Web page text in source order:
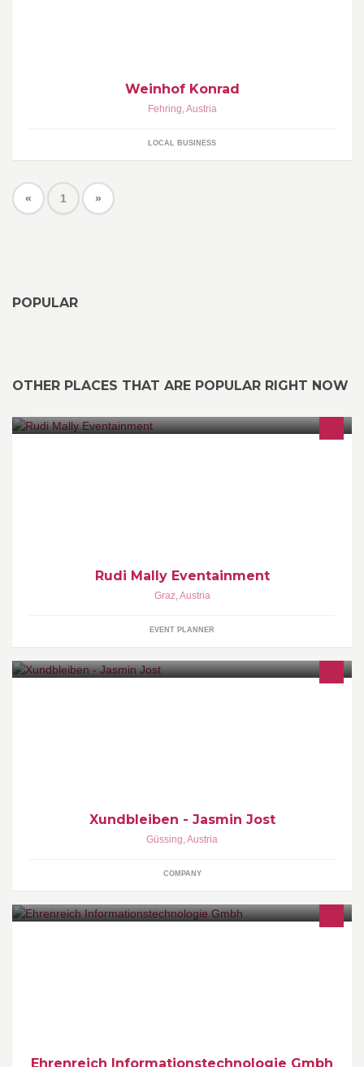
Weinhof Konrad
Fehring,Austria
LOCAL BUSINESS
« 1 »
POPULAR
OTHER PLACES THAT ARE POPULAR RIGHT NOW
Rudi Mally Eventainment
Graz,Austria
EVENT PLANNER
Xundbleiben - Jasmin Jost
Güssing,Austria
COMPANY
Ehrenreich Informationstechnologie Gmbh